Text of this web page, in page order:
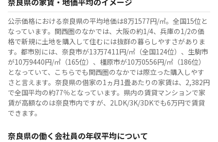
公示価格における奈良県の平均地価は8万1577円/㎡。全国15位と
なっています。関西圏のなかでは、大阪の約1/4、兵庫の1/2の価
格で新規に土地を購入して住むには抜群の暮らしやすさがありま
す。都市別には、奈良市が13万7411円/㎡（全国124位）、生駒市
が10万9440円/㎡（165位）、橿原市が10万0556円/㎡（186位）
となっていて、こちらでも関西圏のなかでは際立った購入しやす
さと言えます。奈良県の借家の1ヵ月1畳あたりの家賃は、2,382円
で全国平均の約77％となっています。県内の賃貸マンションで家
賃が高額なのは奈良市内ですが、2LDK/3K/3DKでも6万円で賃貸
できます。
奈良県の働く会社員の年収平均について